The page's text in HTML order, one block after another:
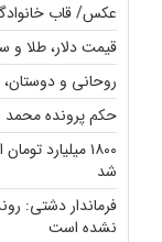
عکس/ قاب
قیمت دلار، طلا و سکه
روحانی و
حکم پرونده محمد
۱۸۰۰ میلیارد
شد
فرماندار دشتی:
نشده است